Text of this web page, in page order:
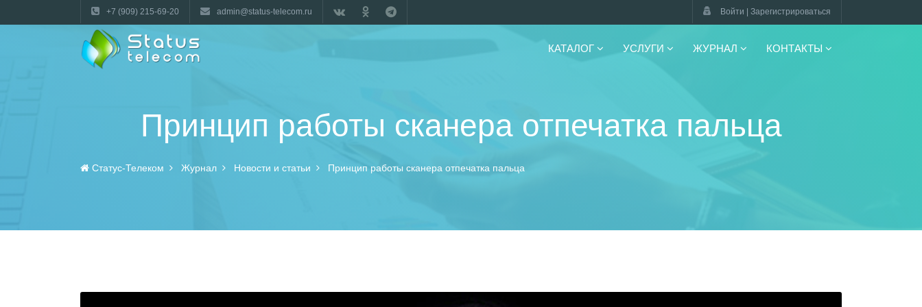
+7 (909) 215-69-20 admin@status-telecom.ru Войти | Зарегистрироваться
КАТАЛОГ УСЛУГИ ЖУРНАЛ КОНТАКТЫ
Принцип работы сканера отпечатка пальца
Статус-Телеком Журнал Новости и статьи Принцип работы сканера отпечатка пальца